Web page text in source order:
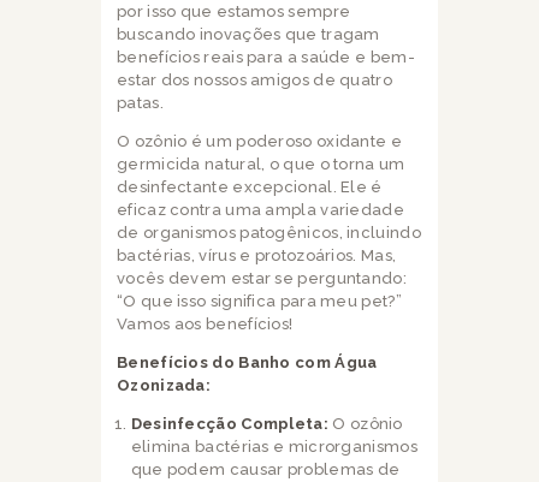
por isso que estamos sempre
buscando inovações que tragam
benefícios reais para a saúde e bem-
estar dos nossos amigos de quatro
patas.
O ozônio é um poderoso oxidante e
germicida natural, o que o torna um
desinfectante excepcional. Ele é
eficaz contra uma ampla variedade
de organismos patogênicos, incluindo
bactérias, vírus e protozoários. Mas,
vocês devem estar se perguntando:
“O que isso significa para meu pet?”
Vamos aos benefícios!
Benefícios do Banho com Água
Ozonizada:
Desinfecção Completa: O ozônio
elimina bactérias e microrganismos
que podem causar problemas de